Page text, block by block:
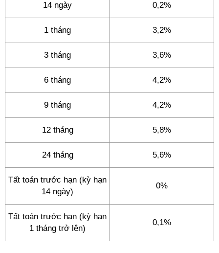
14 ngày 0,2%
1 tháng 3,2%
3 tháng 3,6%
6 tháng 4,2%
9 tháng 4,2%
12 tháng 5,8%
24 tháng 5,6%
Tất toán trước hạn (kỳ hạn
14 ngày)
0%
Tất toán trước hạn (kỳ hạn
1 tháng trở lên)
0,1%